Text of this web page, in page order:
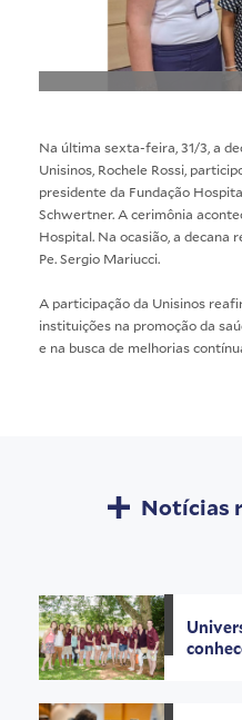
Na última sexta-feira, 31/3, a
Unisinos, Rochele Rossi,
presidente da Fundação
Schwertner. A cerimônia
Hospital. Na ocasião, a decana
Pe. Sergio Mariucci.
A participação da Unisinos
instituições na promoção da
e na busca de melhorias
Notícias